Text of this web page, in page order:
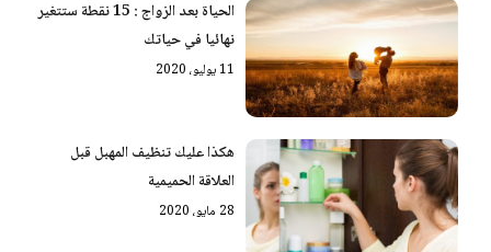
الحياة بعد الزواج : 15 نقطة ستتغير
نهائيا في حياتك
11 يوليو، 2020
هكذا عليك تنظيف المهبل قبل
العلاقة الحميمية
28 مايو، 2020